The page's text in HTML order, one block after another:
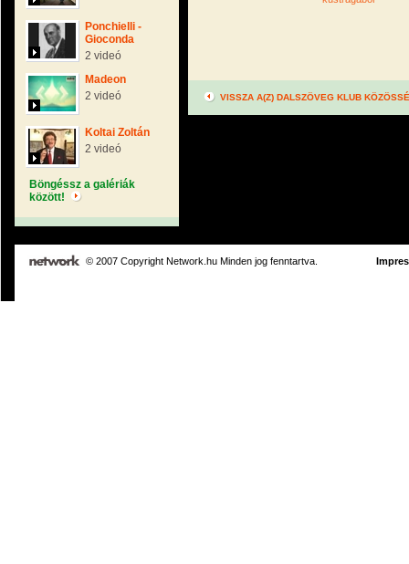
Ponchielli -
Gioconda
2 videó
Madeon
2 videó
Koltai Zoltán
2 videó
Böngéssz a galériák
között!
VISSZA A(Z) DALSZÖVEG KLUB
© 2007 Copyright Network.hu Minden jog fenntartva.